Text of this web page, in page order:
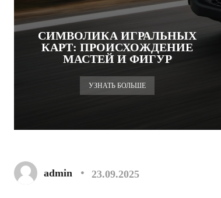
СИМВОЛИКА ИГРАЛЬНЫХ
КАРТ: ПРОИСХОЖДЕНИЕ
МАСТЕЙ И ФИГУР
УЗНАТЬ БОЛЬШЕ
admin 23.09.2025